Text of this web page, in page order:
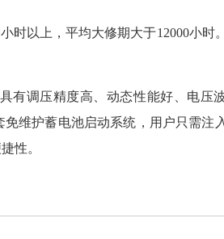
时以上，平均大修期大于12000小时
有调压精度高、动态性能好、电压
维护蓄电池启动系统，用户只需注
性。